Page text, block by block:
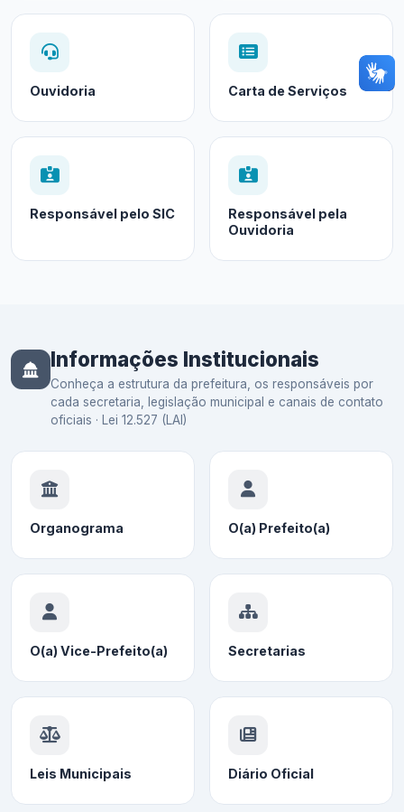
Ouvidoria Carta de Serviços
Responsável pelo SIC
Responsável pela
Ouvidoria
Informações Institucionais
Conheça a estrutura da prefeitura, os responsáveis por
cada secretaria, legislação municipal e canais de contato
oficiais · Lei 12.527 (LAI)
Organograma O(a) Prefeito(a)
O(a) Vice-Prefeito(a) Secretarias
Leis Municipais Diário Oficial